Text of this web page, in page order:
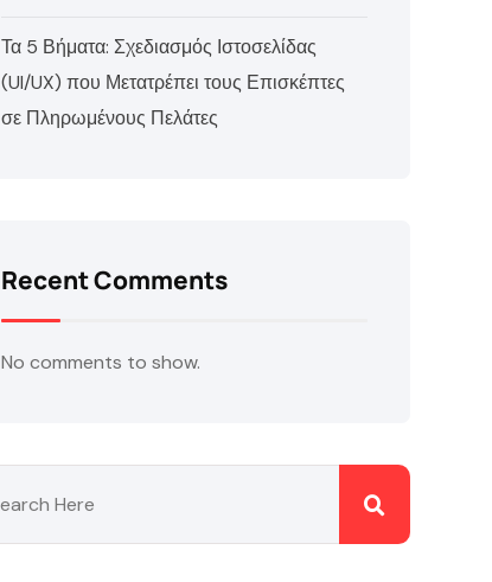
Τα 5 Βήματα: Σχεδιασμός Ιστοσελίδας
(UI/UX) που Μετατρέπει τους Επισκέπτες
σε Πληρωμένους Πελάτες
Recent Comments
No comments to show.